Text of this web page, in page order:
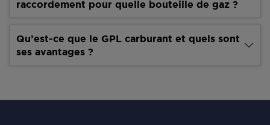
raccordement pour quelle bouteille de gaz ?
Qu’est-ce que le GPL carburant et quels sont
ses avantages ?